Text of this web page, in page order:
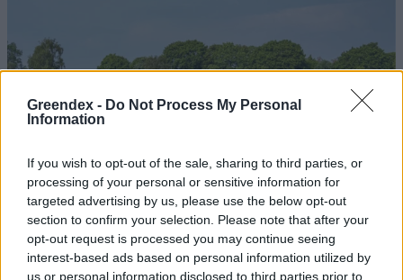
Greendex - Do Not Process My Personal
Information
If you wish to opt-out of the sale, sharing to third parties, or
processing of your personal or sensitive information for
targeted advertising by us, please use the below opt-out
section to confirm your selection. Please note that after your
opt-out request is processed you may continue seeing
interest-based ads based on personal information utilized by
us or personal information disclosed to third parties prior to